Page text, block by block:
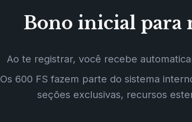
Bono inicial para
Ao te registrar, você recebe
Os 600 FS fazem parte do sistema
seções exclusivas, recursos